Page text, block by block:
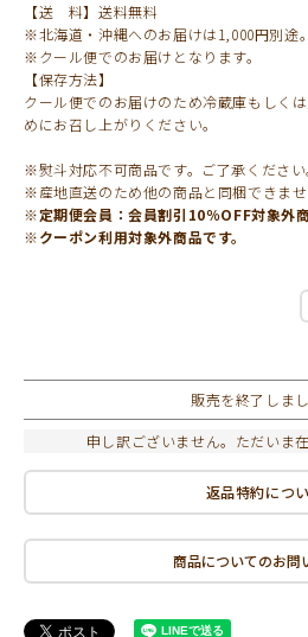
【送 料】送料無料
※北海道・沖縄へのお届けは1,000円別途。
※クール便でのお届けとなります。
【保存方法】
クール便でのお届けのため冷蔵庫もしく
めにお召し上がりください。
※熨斗対応不可商品です。ご了承ください
※産地直送のため他の商品と同梱できませ
※定期便会員：会員割引10％OFF対象外商
※クーポン利用対象外商品です。
販売を終了しまし
申し訳ございません。ただいま
返品特約につ
商品についてのお問